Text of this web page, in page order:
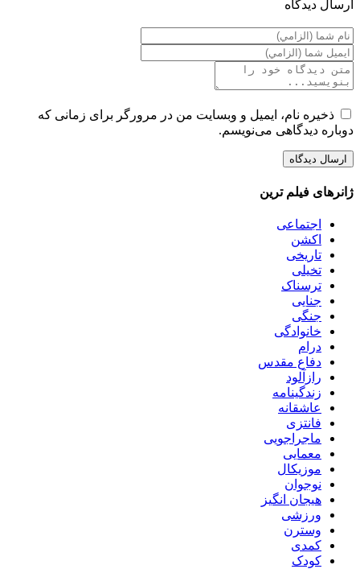
ارسال ديدگاه
ذخیره نام، ایمیل و وبسایت من در مرورگر برای زمانی که
دوباره دیدگاهی می‌نویسم.
ژانرهای فیلم ترین
اجتماعی
اکشن
تاریخی
تخیلی
ترسناک
جنایی
جنگی
خانوادگی
درام
دفاع مقدس
رازآلود
زندگینامه
عاشقانه
فانتزی
ماجراجویی
معمایی
موزیکال
نوجوان
هیجان انگیز
ورزشی
وسترن
کمدی
کودک